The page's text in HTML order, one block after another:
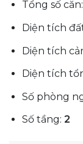
Tổng số căn:
Diện tích
Diện tích
Diện tích
Số phòng
Số tầng: 2